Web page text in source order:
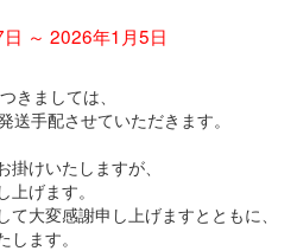
～ 2026年1月5日
きましては、
送手配させていただきます。
けいたしますが、
げます。
大変感謝申し上げますとともに、
ます。